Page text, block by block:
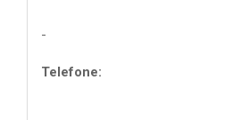
-
Telefone: